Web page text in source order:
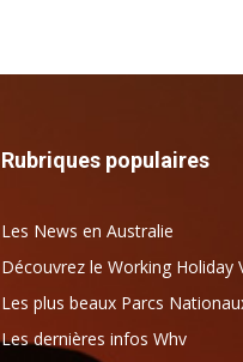
Rubriques populaires
Les News en Australie
Découvrez le Working Holiday
Les plus beaux Parcs
Les dernières infos Whv